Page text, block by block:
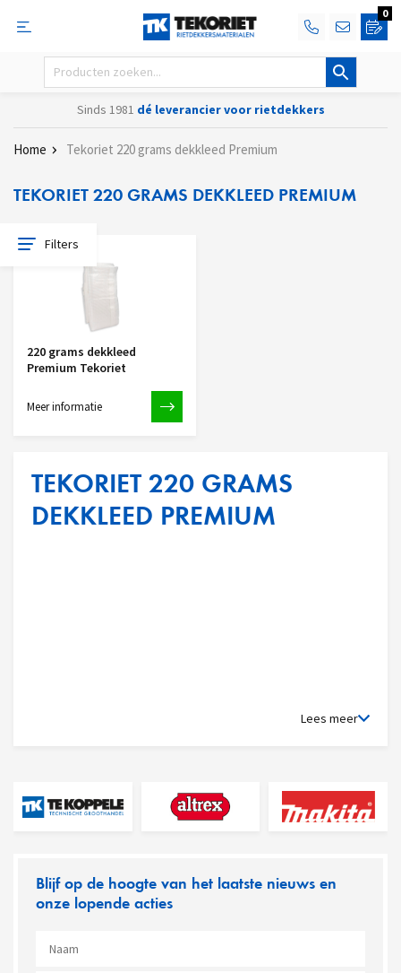
0
Sinds 1981 dé leverancier voor rietdekkers
Home Tekoriet 220 grams dekkleed Premium
TEKORIET 220 GRAMS DEKKLEED PREMIUM
Filters
220 grams dekkleed
Premium Tekoriet
Meer informatie
TEKORIET 220 GRAMS
DEKKLEED PREMIUM
Lees meer
Blijf op de hoogte van het laatste nieuws en
onze lopende acties